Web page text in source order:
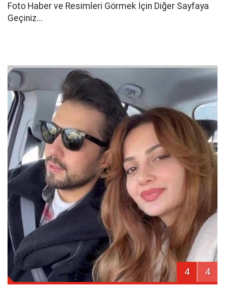
Foto Haber ve Resimleri Görmek İçin Diğer Sayfaya
Geçiniz...
4 4